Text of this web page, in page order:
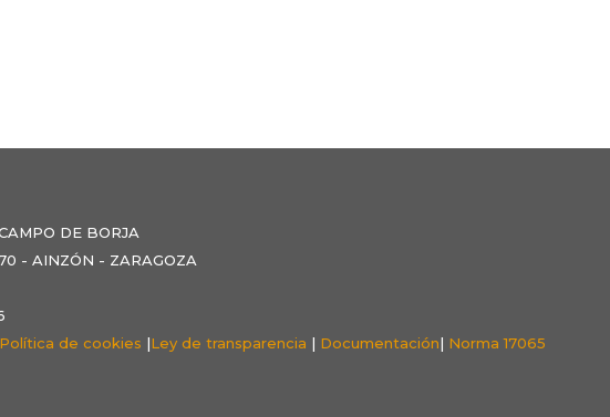
DE BORJA
- AINZÓN - ZARAGOZA
Política de cookies |Ley de transparencia | Documentación| Norma 17065